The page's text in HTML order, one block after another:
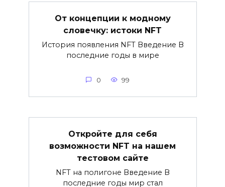
От концепции к модному
словечку: истоки NFT
История появления NFT Введение В
последние годы в мире
0 99
Откройте для себя
возможности NFT на нашем
тестовом сайте
NFT на полигоне Введение В
последние годы мир стал